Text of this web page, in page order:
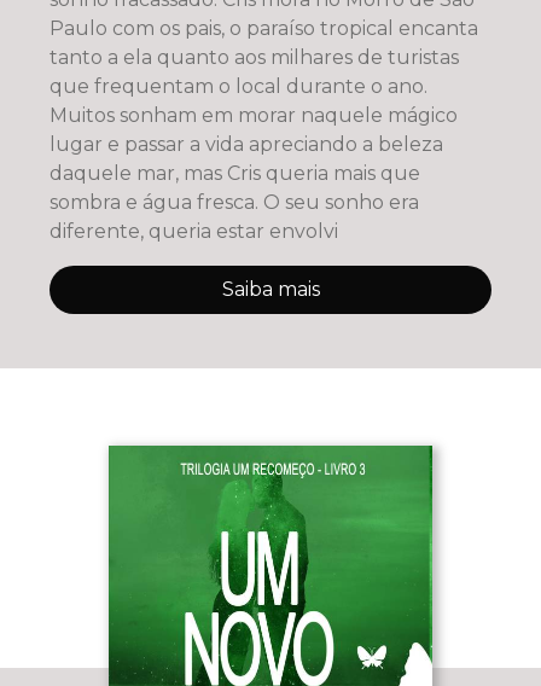
Paulo com os pais, o paraíso tropical encanta
tanto a ela quanto aos milhares de turistas
que frequentam o local durante o ano.
Muitos sonham em morar naquele mágico
lugar e passar a vida apreciando a beleza
daquele mar, mas Cris queria mais que
sombra e água fresca. O seu sonho era
diferente, queria estar envolvi
Saiba mais